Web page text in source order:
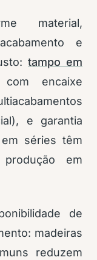
material,
e
tampo em
encaixe
e garantia
séries têm
em
de
madeiras
reduzem